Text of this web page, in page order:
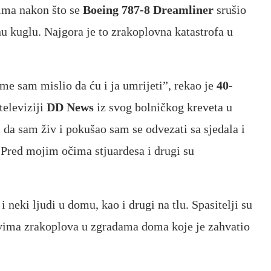
nakon što se Boeing 787-8 Dreamliner srušio
kuglu. Najgora je to zrakoplovna katastrofa u
sam mislio da ću i ja umrijeti”, rekao je 40-
DD News iz svog bolničkog kreveta u
sam živ i pokušao sam se odvezati sa sjedala i
mojim očima stjuardesa i drugi su
neki ljudi u domu, kao i drugi na tlu. Spasitelji su
zrakoplova u zgradama doma koje je zahvatio